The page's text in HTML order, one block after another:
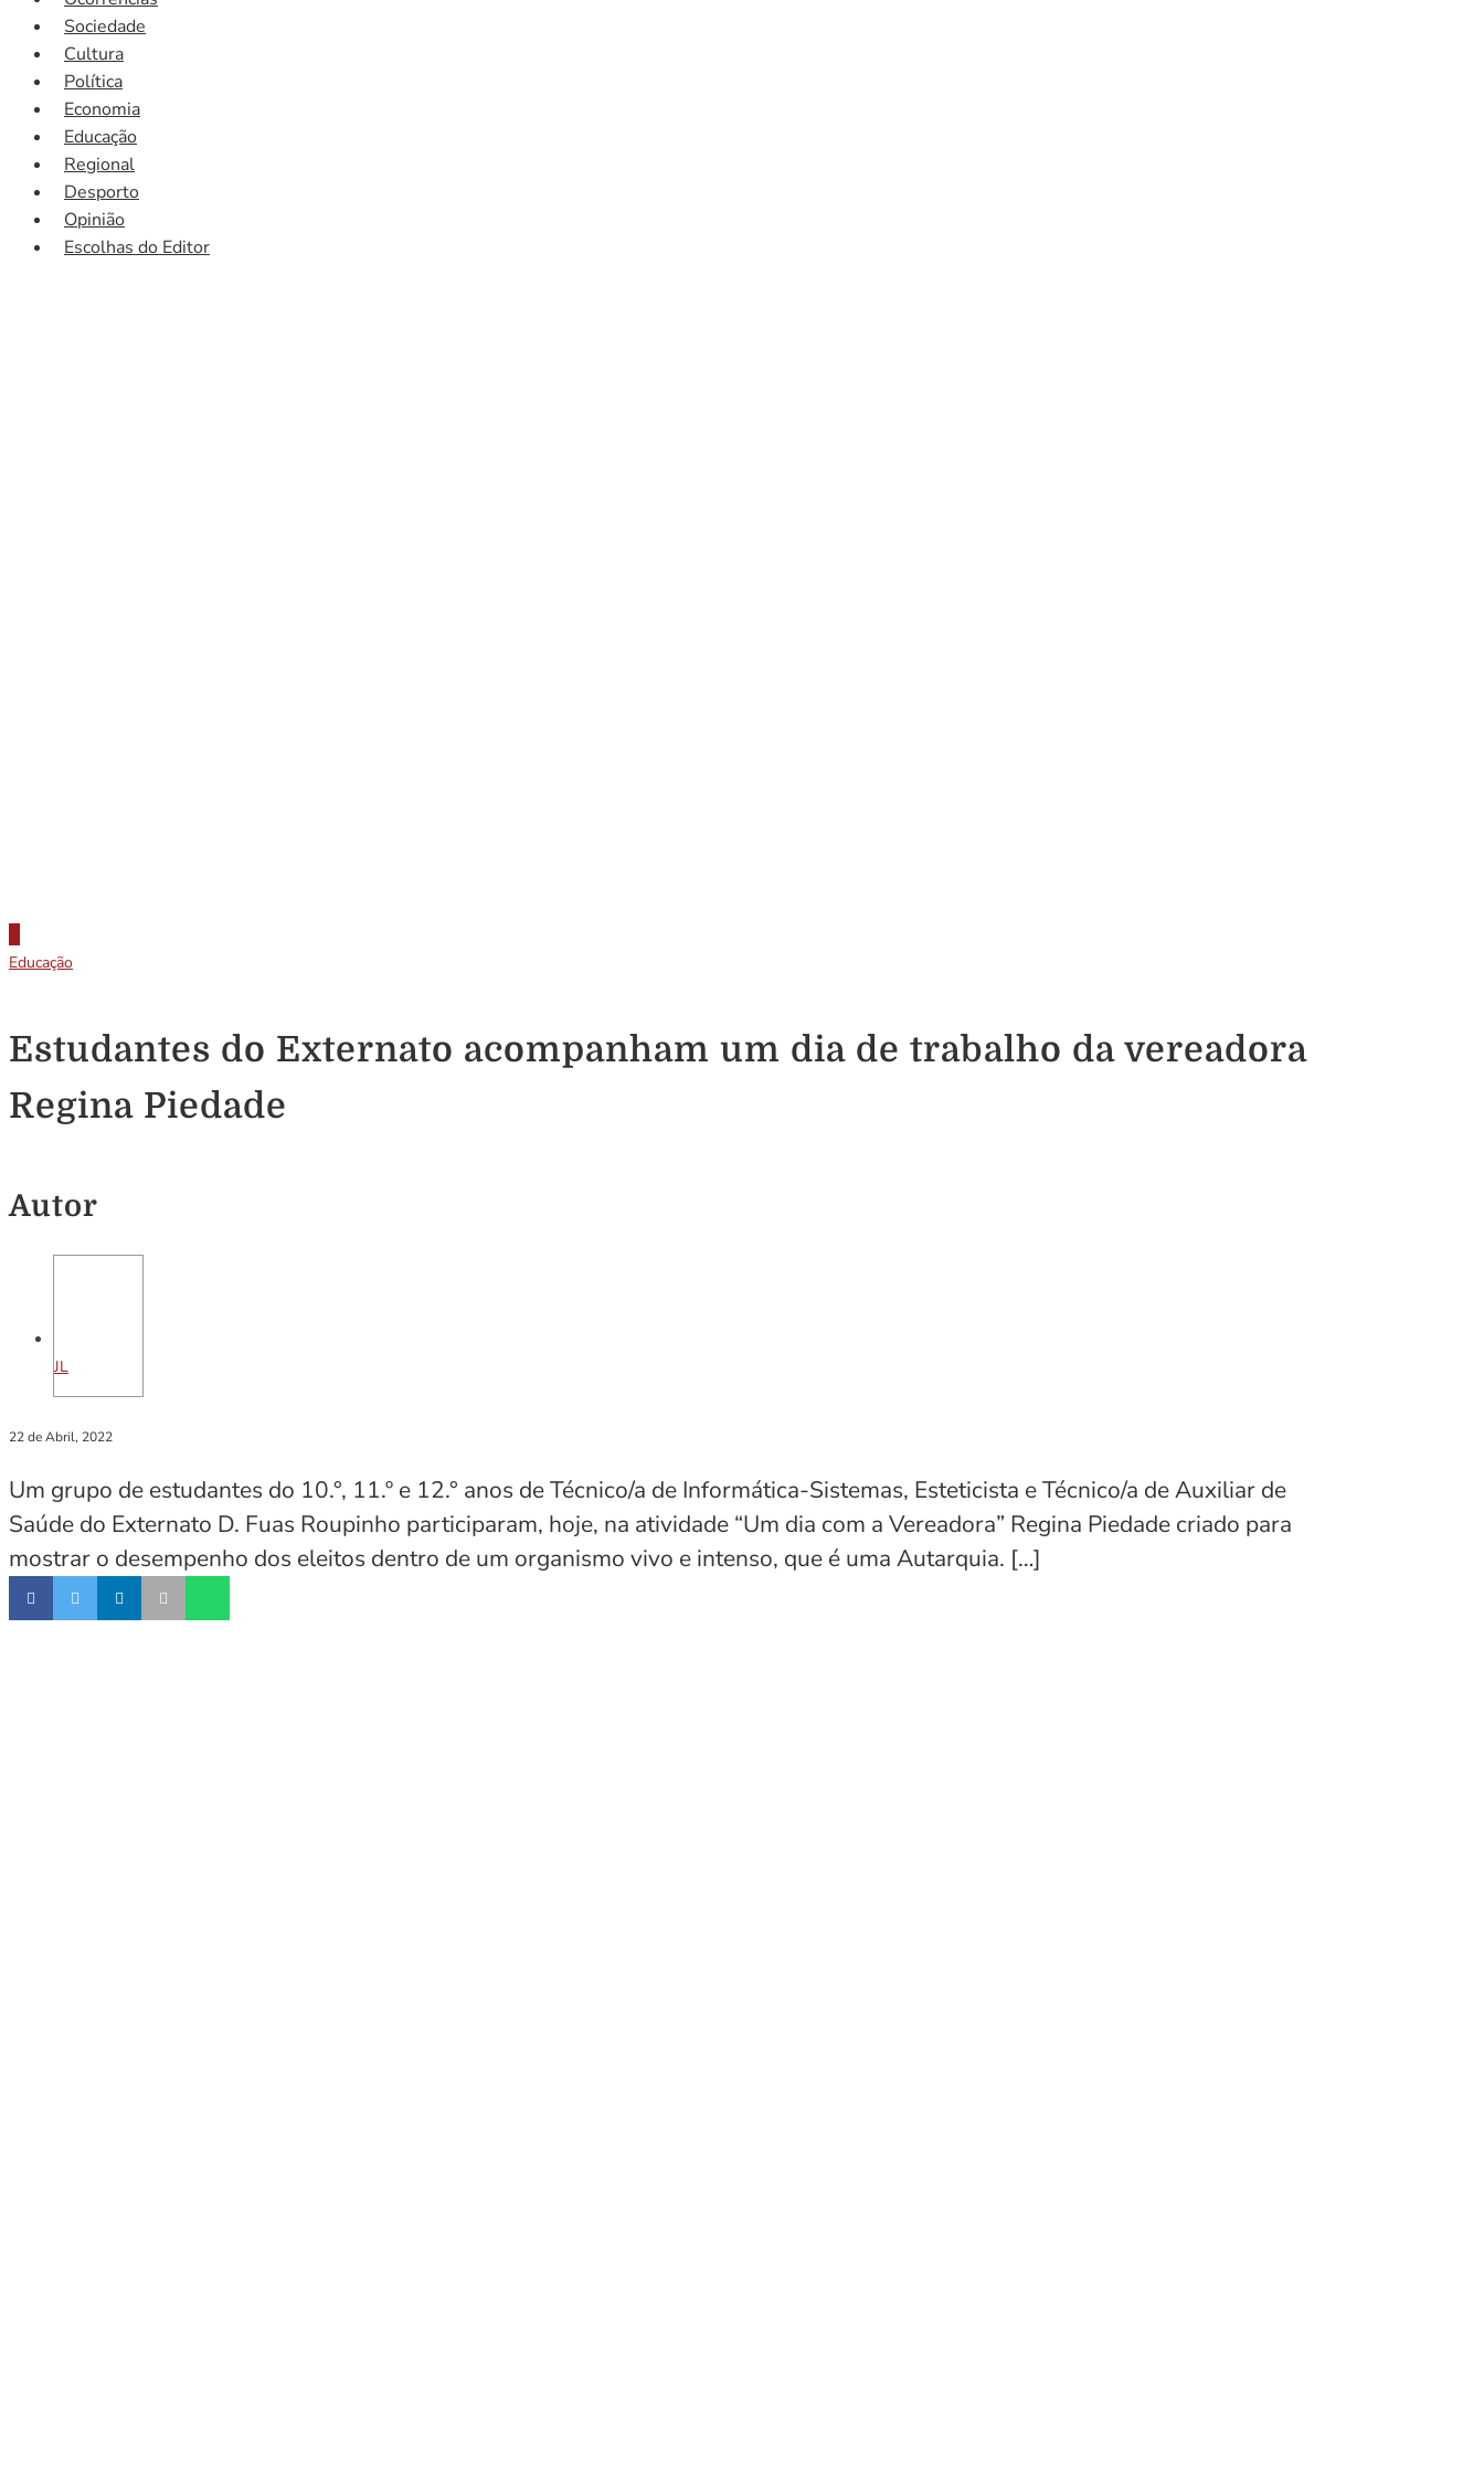
Sociedade
Cultura
Política
Economia
Educação
Regional
Desporto
Opinião
Escolhas do Editor
Educação
Estudantes do Externato acompanham um dia de trabalho da vereadora
Regina Piedade
Autor
JL
22 de Abril, 2022
Um grupo de estudantes do 10.°, 11.º e 12.° anos de Técnico/a de Informática-Sistemas, Esteticista e Técnico/a de Auxiliar de
Saúde do Externato D. Fuas Roupinho participaram, hoje, na atividade “Um dia com a Vereadora” Regina Piedade criado para
mostrar o desempenho dos eleitos dentro de um organismo vivo e intenso, que é uma Autarquia. […]